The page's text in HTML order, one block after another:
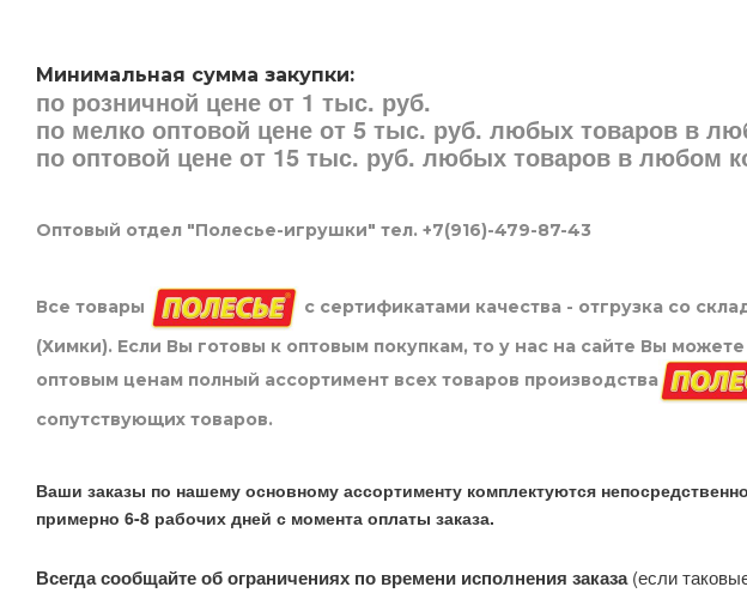
Минимальная сумма закупки:
по розничной цене от 1 тыс. руб.
по мелко оптовой цене от 5 тыс. руб. любых товаров в
по оптовой цене от 15 тыс. руб. любых товаров в любом
Оптовый отдел "Полесье-игрушки" тел. +7(916)-479-87-43
Все товары
с сертификатами качества - отгрузка со
(Химки). Если Вы готовы к оптовым покупкам, то у нас на сайте Вы
оптовым ценам полный ассортимент всех товаров производства
сопутствующих товаров.
Ваши заказы по нашему основному ассортименту комплектуются
примерно 6-8 рабочих дней с момента оплаты заказа.
Всегда сообщайте об ограничениях по времени исполнения заказа(если